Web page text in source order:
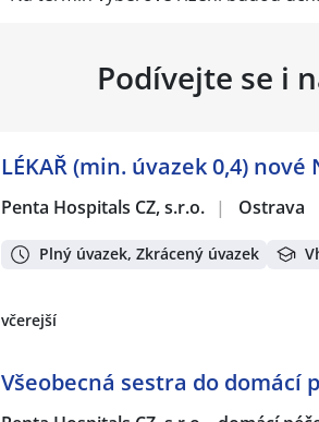
Podívejte se i
LÉKAŘ (min. úvazek 0,4)
Penta Hospitals CZ, s.r.o. | Ostrava
Plný úvazek, Zkrácený úvazek
včerejší
Všeobecná sestra do domácí